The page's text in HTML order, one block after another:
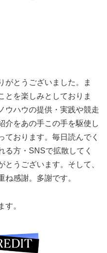
がとうございました。ま
とを楽しみとしておりま
ウハウの提供・実践や競走
介をあの手この手を駆使し
ております。毎日読んでく
る方・SNSで拡散してく
うございます。そして、
ね感謝。多謝です。
す。